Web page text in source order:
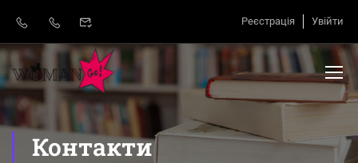
Реєстрація Увійти
Контакти